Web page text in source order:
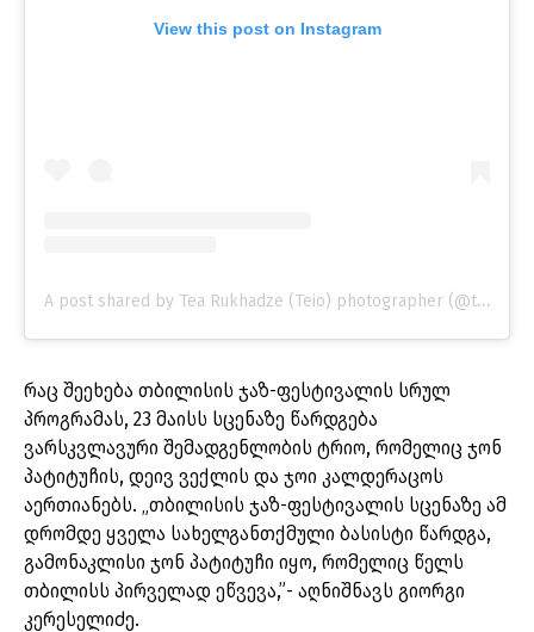
View this post on Instagram
A post shared by Tea Rukhadze (Teio) photographer (@t_e_i_o)
რაც შეეხება თბილისის ჯაზ-ფესტივალის სრულ
პროგრამას, 23 მაისს სცენაზე წარდგება
ვარსკვლავური შემადგენლობის ტრიო, რომელიც ჯონ
პატიტუჩის, დეივ ვექლის და ჯოი კალდერაცოს
აერთიანებს. „თბილისის ჯაზ-ფესტივალის სცენაზე ამ
დრომდე ყველა სახელგანთქმული ბასისტი წარდგა,
გამონაკლისი ჯონ პატიტუჩი იყო, რომელიც წელს
თბილისს პირველად ეწვევა,”- აღნიშნავს გიორგი
კერესელიძე.